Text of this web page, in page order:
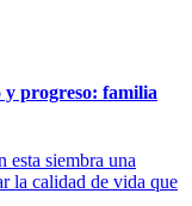
y progreso: familia
esta siembra una
la calidad de vida que